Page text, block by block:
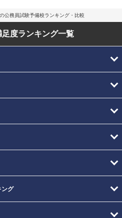
公務員試験予備校ランキング・比較
足度ランキング一覧
ング